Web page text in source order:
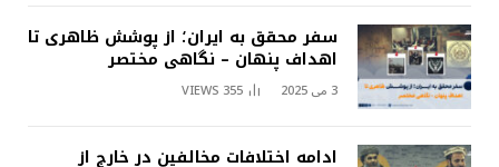
سفر محقق به ایران؛ از پوشش ظاهری تا
اهداف پنهان – نگاهی مختصر
3 می 2025 355
VIEWS
ادامه اختلافات مخالفین در خارج از